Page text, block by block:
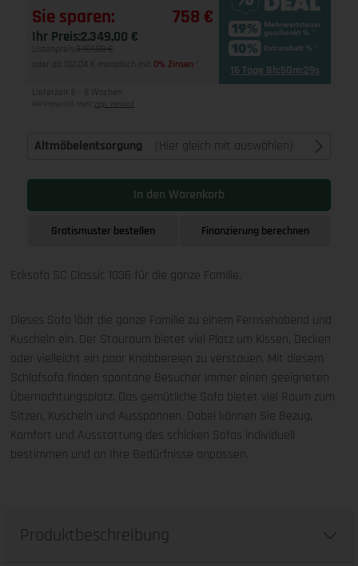
Sie sparen: 758 €
Ihr Preis:2.349,00 €
Listenpreis: 3.107,00 €
oder ab 102,04 € monatlich mit 0% Zinsen 16 Tage 8h:50m:28s
Lieferzeit 6 - 8 Wochen
Alle Preise inkl. MwSt zzgl. Versand
Altmöbelentsorgung (Hier gleich mit auswählen)
In den Warenkorb
Gratismuster bestellen Finanzierung berechnen
Ecksofa SC Classic 1036 für die ganze Familie.
Dieses Sofa lädt die ganze Familie zu einem Fernsehabend und
Kuscheln ein. Der Stauraum bietet viel Platz um Kissen, Decken
oder vielleicht ein paar Knabbereien zu verstauen. Mit diesem
Schlafsofa finden spontane Besucher immer einen geeigneten
Übernachtungsplatz. Das gemütliche Sofa bietet viel Raum zum
Sitzen, Kuscheln und Ausspannen. Dabei können Sie Bezug,
Komfort und Ausstattung des schicken Sofas individuell
bestimmen und an Ihre Bedürfnisse anpassen.
Produktbeschreibung